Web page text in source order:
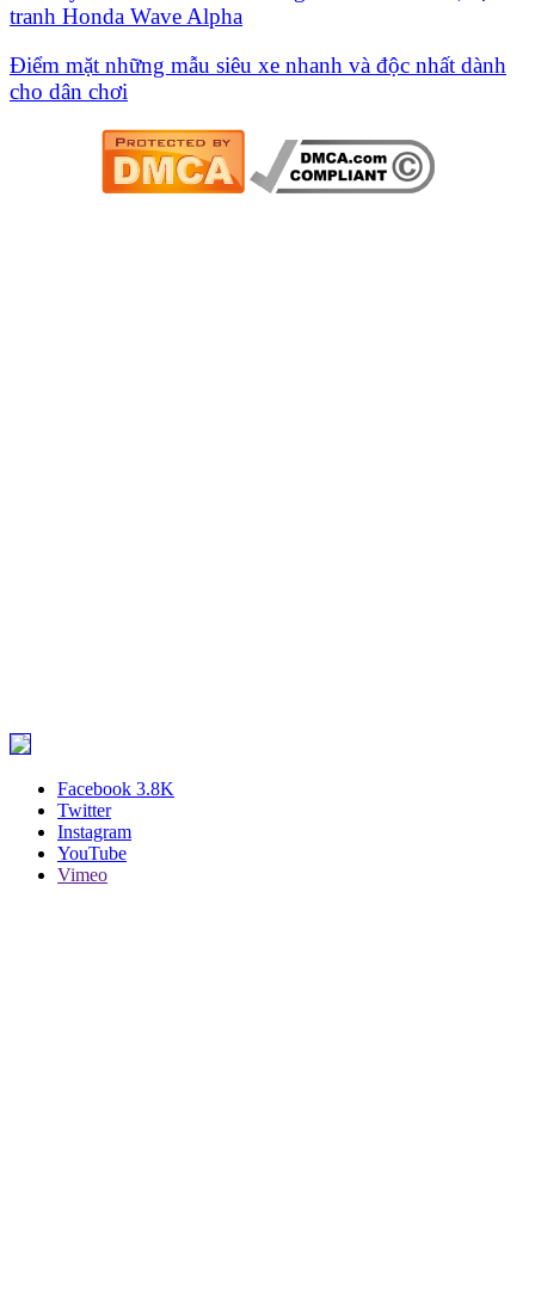
tranh Honda Wave Alpha
Điểm mặt những mẫu siêu xe nhanh và độc nhất dành
cho dân chơi
Facebook 3.8K
Twitter
Instagram
YouTube
Vimeo